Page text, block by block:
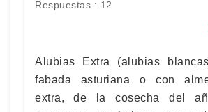
Respuestas : 12
Alubias Extra (alubias
fabada asturiana o con
extra, de la cosecha del